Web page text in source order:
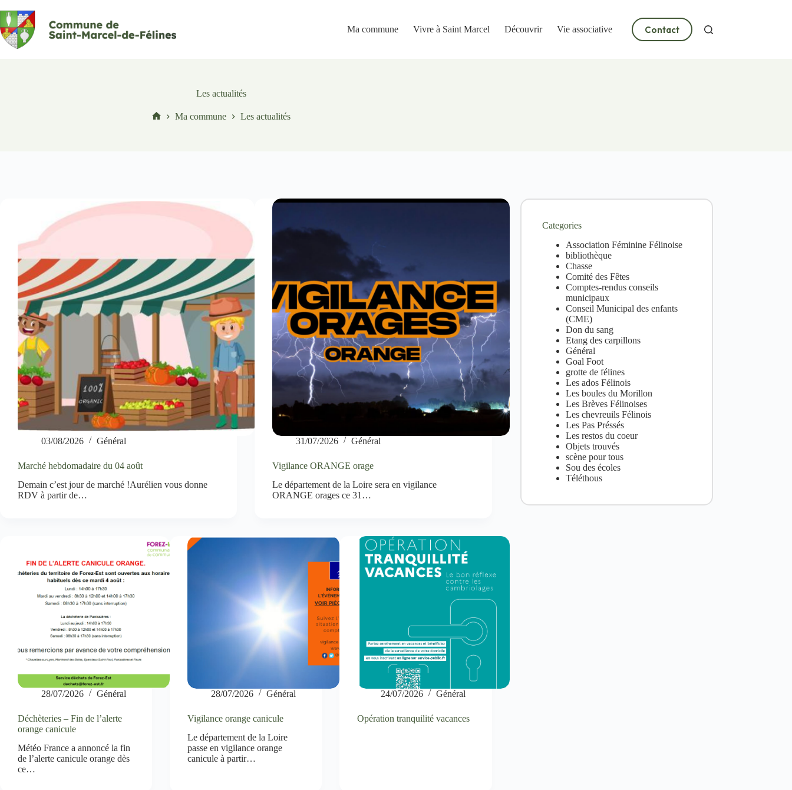
au
contenu
Ma commune Vivre à Saint Marcel Découvrir Vie associative Contact
Les actualités
Ma commune Les actualités
03/08/2026 Général
Marché hebdomadaire du 04 août
Demain c’est jour de marché !Aurélien vous donne
RDV à partir de…
31/07/2026 Général
Vigilance ORANGE orage
Le département de la Loire sera en vigilance
ORANGE orages ce 31…
28/07/2026 Général
Déchèteries – Fin de l’alerte
orange canicule
Météo France a annoncé la fin
de l’alerte canicule orange dès
ce…
28/07/2026 Général
Vigilance orange canicule
Le département de la Loire
passe en vigilance orange
canicule à partir…
24/07/2026 Général
Opération tranquilité vacances
Categories
Association Féminine Félinoise
bibliothèque
Chasse
Comité des Fêtes
Comptes-rendus conseils
municipaux
Conseil Municipal des enfants
(CME)
Don du sang
Etang des carpillons
Général
Goal Foot
grotte de félines
Les ados Félinois
Les boules du Morillon
Les Brèves Félinoises
Les chevreuils Félinois
Les Pas Préssés
Les restos du coeur
Objets trouvés
scène pour tous
Sou des écoles
Téléthous